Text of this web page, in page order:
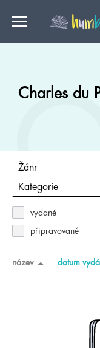
Charles du
Žánr
Kategorie
vydané
připravované
název datum